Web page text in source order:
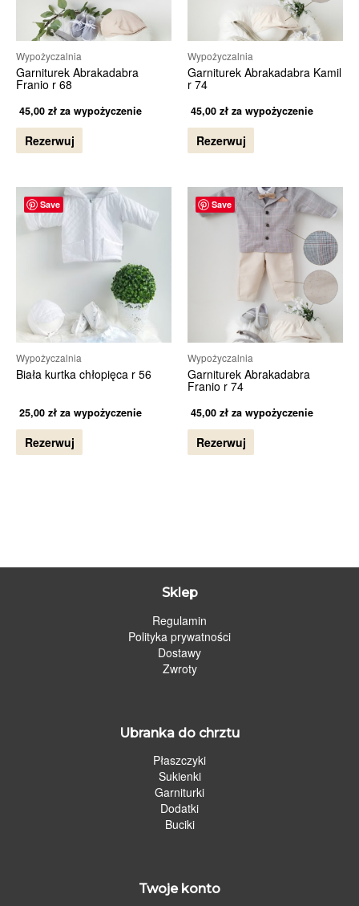
Wypożyczalnia
Garniturek Abrakadabra
Franio r 68
45,00 zł za wypożyczenie
Rezerwuj
Wypożyczalnia
Garniturek Abrakadabra Kamil
r 74
45,00 zł za wypożyczenie
Rezerwuj
Save
Wypożyczalnia
Biała kurtka chłopięca r 56
25,00 zł za wypożyczenie
Rezerwuj
Save
Wypożyczalnia
Garniturek Abrakadabra
Franio r 74
45,00 zł za wypożyczenie
Rezerwuj
Sklep
Regulamin
Polityka prywatności
Dostawy
Zwroty
Ubranka do chrztu
Płaszczyki
Sukienki
Garniturki
Dodatki
Buciki
Twoje konto